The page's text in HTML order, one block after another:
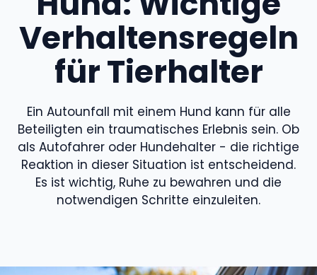
Verhaltensregeln
für Tierhalter
Ein Autounfall mit einem Hund kann für alle
Beteiligten ein traumatisches Erlebnis sein. Ob
als Autofahrer oder Hundehalter - die richtige
Reaktion in dieser Situation ist entscheidend.
Es ist wichtig, Ruhe zu bewahren und die
notwendigen Schritte einzuleiten.